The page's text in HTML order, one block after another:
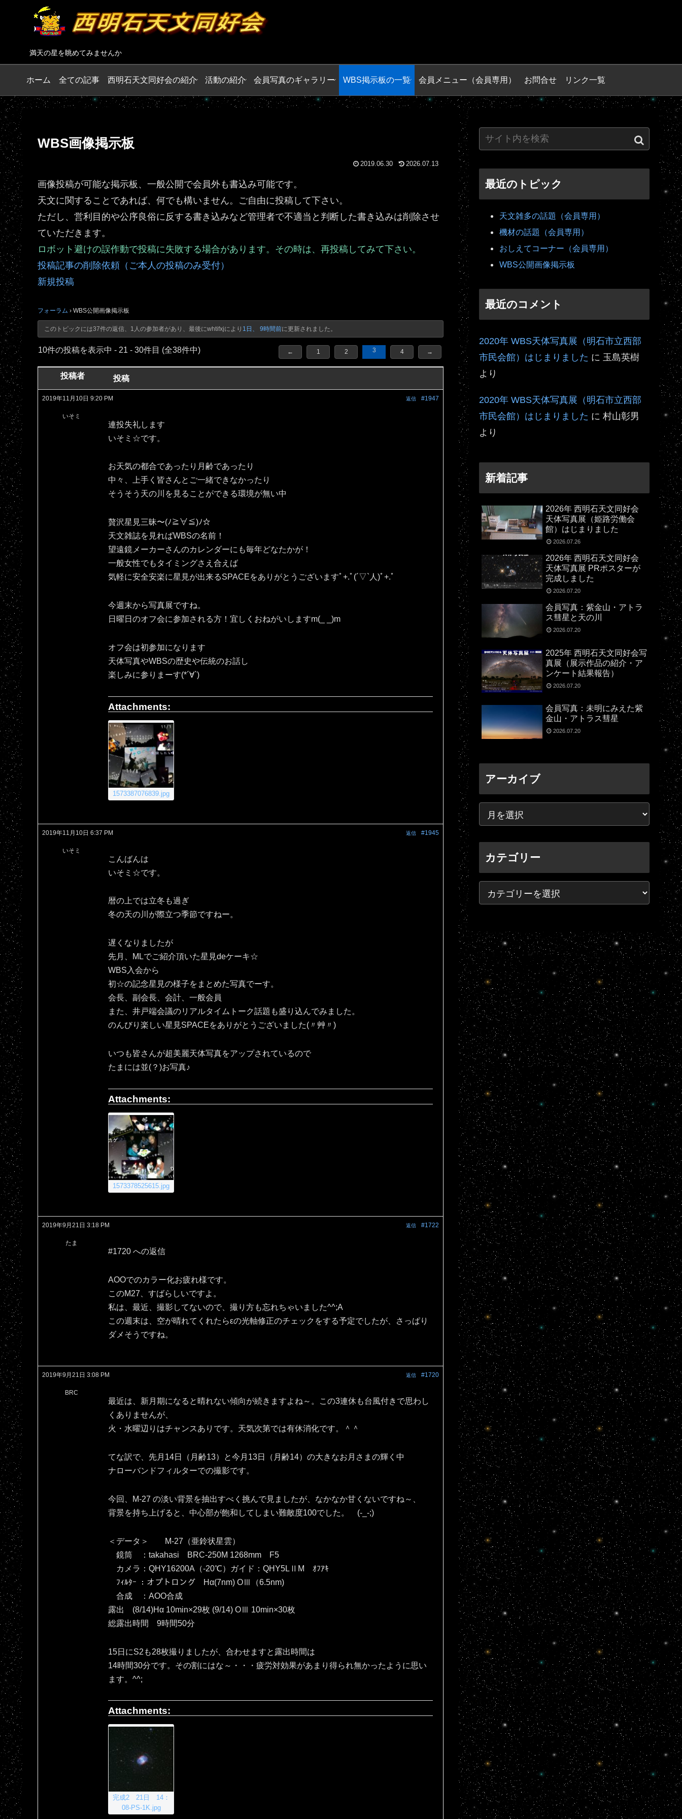
満天の星を眺めてみませんか
ホーム 全ての記事 西明石天文同好会の紹介 活動の紹介 会員写真のギャラリー WBS掲示板の一覧 会員メニュー（会員専用） お問合せ リンク一覧
WBS画像掲示板
2019.06.30 2026.07.13
画像投稿が可能な掲示板、一般公開で会員外も書込み可能です。
天文に関することであれば、何でも構いません。ご自由に投稿して下さい。
ただし、営利目的や公序良俗に反する書き込みなど管理者で不適当と判断した書き込みは削除させ
ていただきます。
ロボット避けの誤作動で投稿に失敗する場合があります。その時は、再投稿してみて下さい。
投稿記事の削除依頼（ご本人の投稿のみ受付）
新規投稿
フォーラム › WBS公開画像掲示板
このトピックには37件の返信、1人の参加者があり、最後にwhtifxjにより 1日、 9時間前に更新されました。
10件の投稿を表示中 - 21 - 30件目 (全38件中) ← 1 2 3 4 →
投稿者 投稿
2019年11月10日 9:20 PM #1947
返信
いそミ
連投失礼します
いそミ☆です。
お天気の都合であったり月齢であったり
中々、上手く皆さんとご一緒できなかったり
そうそう天の川を見ることができる環境が無い中
贅沢星見三昧〜(ﾉ≧∀≦)ﾉ☆
天文雑誌を見ればWBSの名前！
望遠鏡メーカーさんのカレンダーにも毎年どなたかが！
一般女性でもタイミングさえ合えば
気軽に安全安楽に星見が出来るSPACEをありがとうございますﾟ+.ﾟ(´▽`人)ﾟ+.ﾟ
今週末から写真展ですね。
日曜日のオフ会に参加される方！宜しくおねがいしますm(_ _)m
オフ会は初参加になります
天体写真やWBSの歴史や伝統のお話し
楽しみに参りまーす(*´∀`)
Attachments:
1573387076839.jpg
2019年11月10日 6:37 PM #1945
返信
いそミ
こんばんは
いそミ☆です。
暦の上では立冬も過ぎ
冬の天の川が際立つ季節ですねー。
遅くなりましたが
先月、MLでご紹介頂いた星見deケーキ☆
WBS入会から
初☆の記念星見の様子をまとめた写真でーす。
会長、副会長、会計、一般会員
また、井戸端会議のリアルタイムトーク話題も盛り込んでみました。
のんびり楽しい星見SPACEをありがとうございました(〃艸〃)
いつも皆さんが超美麗天体写真をアップされているので
たまには並(？)お写真♪
Attachments:
1573378525615.jpg
2019年9月21日 3:18 PM #1722
返信
たま
#1720 への返信
AOOでのカラー化お疲れ様です。
このM27、すばらしいですよ。
私は、最近、撮影してないので、撮り方も忘れちゃいました^^;A
この週末は、空が晴れてくれたらεの光軸修正のチェックをする予定でしたが、さっぱり
ダメそうですね。
2019年9月21日 3:08 PM #1720
返信
BRC
最近は、新月期になると晴れない傾向が続きますよね～。この3連休も台風付きで思わし
くありませんが、
火・水曜辺りはチャンスありです。天気次第では有休消化です。＾＾
てな訳で、先月14日（月齢13）と今月13日（月齢14）の大きなお月さまの輝く中
ナローバンドフィルターでの撮影です。
今回、M-27 の淡い背景を抽出すべく挑んで見ましたが、なかなか甘くないですね～、
背景を持ち上げると、中心部が飽和してしまい難敵度100でした。 (-_-;)
＜データ＞ M-27（亜鈴状星雲）
鏡筒 ：takahasi BRC-250M 1268mm F5
カメラ：QHY16200A（‐20℃）ガイド：QHY5LⅡM ｵﾌｱｷ
ﾌｨﾙﾀｰ ：オプトロング Hα(7nm) OⅢ（6.5nm)
合成 ：AOO合成
露出 (8/14)Hα 10min×29枚 (9/14) OⅢ 10min×30枚
総露出時間 9時間50分
15日にS2も28枚撮りましたが、合わせますと露出時間は
14時間30分です。その割にはな～・・・疲労対効果があまり得られ無かったように思い
ます。^^;
Attachments:
完成2 21日 14：
08-PS-1K.jpg
最近のトピック
天文雑多の話題（会員専用）
機材の話題（会員専用）
おしえてコーナー（会員専用）
WBS公開画像掲示板
最近のコメント
2020年 WBS天体写真展（明石市立西部
市民会館）はじまりました に 玉島英樹
より
2020年 WBS天体写真展（明石市立西部
市民会館）はじまりました に 村山彰男
より
新着記事
2026年 西明石天文同好会
天体写真展（姫路労働会
館）はじまりました
2026.07.26
2026年 西明石天文同好会
天体写真展 PRポスターが
完成しました
2026.07.20
会員写真：紫金山・アトラ
ス彗星と天の川
2026.07.20
2025年 西明石天文同好会写
真展（展示作品の紹介・ア
ンケート結果報告）
2026.07.20
会員写真：未明にみえた紫
金山・アトラス彗星
2026.07.20
アーカイブ
カテゴリー